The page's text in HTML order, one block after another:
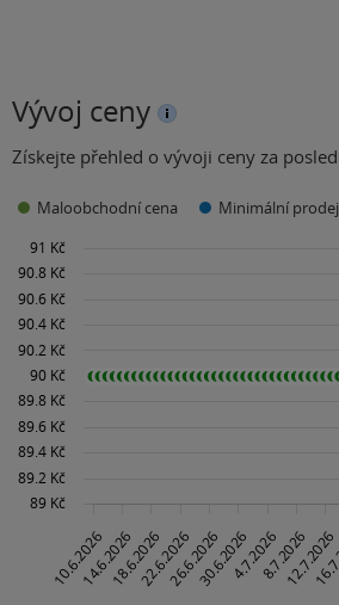
Vývoj ceny
Získejte přehled o vývoji ceny za
Maloobchodní cena Minimální